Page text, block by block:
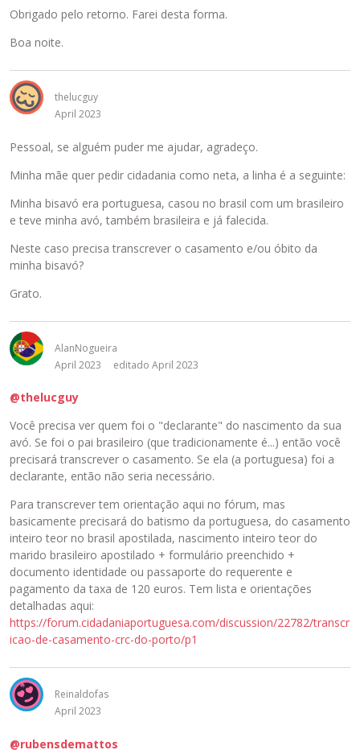
e
m
i
e
i
o
e
i
e
o
b
o
ã
o
d
e
P
r
-
v
Obrigado pelo retorno. Farei desta forma.
Boa noite.
thelucguy
April 2023
Pessoal, se alguém puder me ajudar, agradeço.
Minha mãe quer pedir cidadania como neta, a linha é a seguinte:
Minha bisavó era portuguesa, casou no brasil com um brasileiro
e teve minha avó, também brasileira e já falecida.
Neste caso precisa transcrever o casamento e/ou óbito da
minha bisavó?
Grato.
AlanNogueira
April 2023
editado April 2023
@thelucguy
Você precisa ver quem foi o "declarante" do nascimento da sua
avó. Se foi o pai brasileiro (que tradicionamente é...) então você
precisará transcrever o casamento. Se ela (a portuguesa) foi a
declarante, então não seria necessário.
Para transcrever tem orientação aqui no fórum, mas
basicamente precisará do batismo da portuguesa, do casamento
inteiro teor no brasil apostilada, nascimento inteiro teor do
marido brasileiro apostilado + formulário preenchido +
documento identidade ou passaporte do requerente e
pagamento da taxa de 120 euros. Tem lista e orientações
detalhadas aqui:
https://forum.cidadaniaportuguesa.com/discussion/22782/transcr
icao-de-casamento-crc-do-porto/p1
Reinaldofas
April 2023
@rubensdemattos